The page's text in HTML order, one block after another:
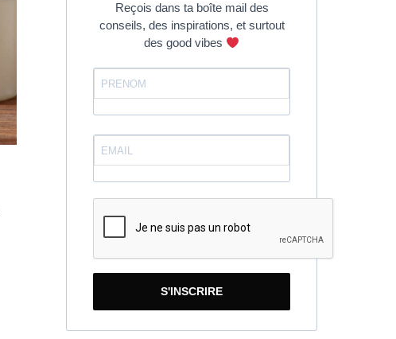
Reçois dans ta boîte mail des
conseils, des inspirations, et surtout
des good vibes
S'INSCRIRE